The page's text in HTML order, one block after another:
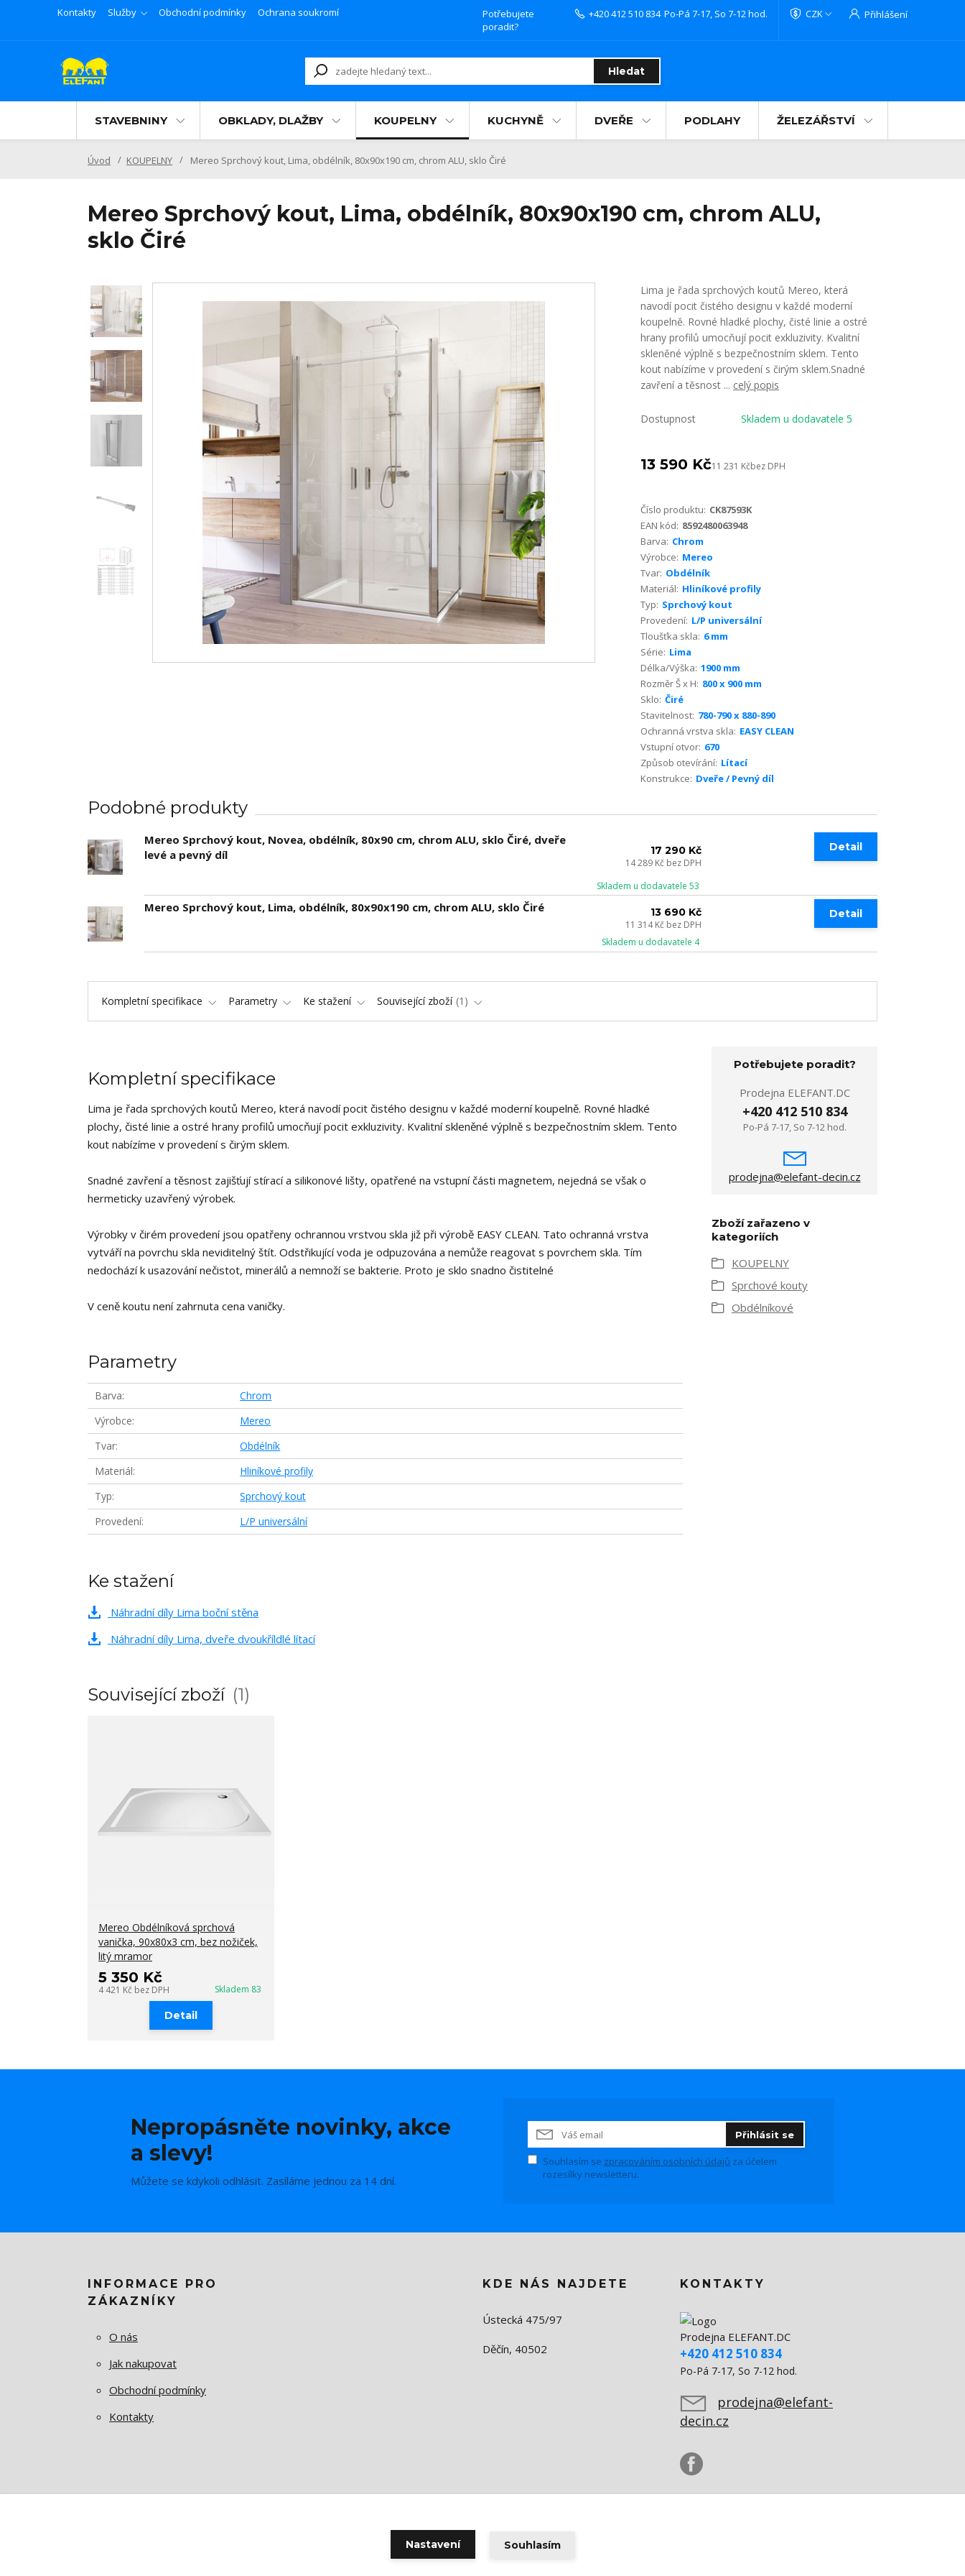
Kontakty Služby Obchodní podmínky Ochrana soukromí CZK Přihlášení
Hledat
Potřebujete
poradit?
+420 412 510 834 Po-Pá 7-17, So 7-12 hod.
STAVEBNINY OBKLADY, DLAŽBY KOUPELNY KUCHYNĚ DVEŘE PODLAHY ŽELEZÁŘSTVÍ
Úvod KOUPELNY Mereo Sprchový kout, Lima, obdélník, 80x90x190 cm, chrom ALU, sklo Čiré
Mereo Sprchový kout, Lima, obdélník, 80x90x190 cm, chrom ALU,
sklo Čiré
Lima je řada sprchových koutů Mereo, která
navodí pocit čistého designu v každé moderní
koupelně. Rovné hladké plochy, čisté linie a ostré
hrany profilů umocňují pocit exkluzivity. Kvalitní
skleněné výplně s bezpečnostním sklem. Tento
kout nabízíme v provedení s čirým sklem.Snadné
zavření a těsnost ... celý popis
Dostupnost Skladem u dodavatele 5
13 590 Kč11 231 Kčbez DPH
Číslo produktu: CK87593K
EAN kód: 8592480063948
Barva: Chrom
Výrobce: Mereo
Tvar: Obdélník
Materiál: Hliníkové profily
Typ: Sprchový kout
Provedení: L/P universální
Tloušťka skla: 6 mm
Série: Lima
Délka/Výška: 1900 mm
Rozměr Š x H: 800 x 900 mm
Sklo: Čiré
Stavitelnost: 780-790 x 880-890
Ochranná vrstva skla: EASY CLEAN
Vstupní otvor: 670
Způsob otevírání: Lítací
Konstrukce: Dveře / Pevný díl
Podobné produkty
Mereo Sprchový kout, Novea, obdélník, 80x90 cm, chrom ALU, sklo Čiré, dveře
levé a pevný díl
17 290 Kč
14 289 Kč bez DPH
Skladem u dodavatele 53
Detail
Mereo Sprchový kout, Lima, obdélník, 80x90x190 cm, chrom ALU, sklo Čiré 13 690 Kč
11 314 Kč bez DPH
Skladem u dodavatele 4
Detail
Kompletní specifikace Parametry Ke stažení Související zboží 1
Kompletní specifikace
Lima je řada sprchových koutů Mereo, která navodí pocit čistého designu v každé moderní koupelně. Rovné hladké
plochy, čisté linie a ostré hrany profilů umocňují pocit exkluzivity. Kvalitní skleněné výplně s bezpečnostním sklem. Tento
kout nabízíme v provedení s čirým sklem.
Snadné zavření a těsnost zajišťují stírací a silikonové lišty, opatřené na vstupní části magnetem, nejedná se však o
hermeticky uzavřený výrobek.
Výrobky v čirém provedení jsou opatřeny ochrannou vrstvou skla již při výrobě EASY CLEAN. Tato ochranná vrstva
vytváří na povrchu skla neviditelný štít. Odstřikující voda je odpuzována a nemůže reagovat s povrchem skla. Tím
nedochází k usazování nečistot, minerálů a nemnoží se bakterie. Proto je sklo snadno čistitelné
V ceně koutu není zahrnuta cena vaničky.
Parametry
Barva
Chrom
Výrobce
Mereo
Tvar
Obdélník
Materiál
Hliníkové profily
Typ
Sprchový kout
Provedení
L/P universální
Potřebujete poradit?
Prodejna ELEFANT.DC
+420 412 510 834
Po-Pá 7-17, So 7-12 hod.
prodejna@elefant-decin.cz
Zboží zařazeno v
kategoriích
KOUPELNY
Sprchové kouty
Obdélníkové
Ke stažení
Náhradní díly Lima boční stěna
Náhradní díly Lima, dveře dvoukříldlé lítací
Související zboží 1
Mereo Obdélníková sprchová
vanička, 90x80x3 cm, bez nožiček,
litý mramor
5 350 Kč
4 421 Kč bez DPH Skladem 83
Detail
Nepropásněte novinky, akce
a slevy!
Můžete se kdykoli odhlásit. Zasíláme jednou za 14 dní.
Přihlásit se
Souhlasím se zpracováním osobních údajů za účelem
rozesílky newsletteru.
INFORMACE PRO
ZÁKAZNÍKY
O nás
Jak nakupovat
Obchodní podmínky
Kontakty
KDE NÁS NAJDETE
Ústecká 475/97
Děčín, 40502
KONTAKTY
Prodejna ELEFANT.DC
+420 412 510 834
Po-Pá 7-17, So 7-12 hod.
prodejna@elefant-
decin.cz
Vytvořeno na
Nastavení Souhlasím